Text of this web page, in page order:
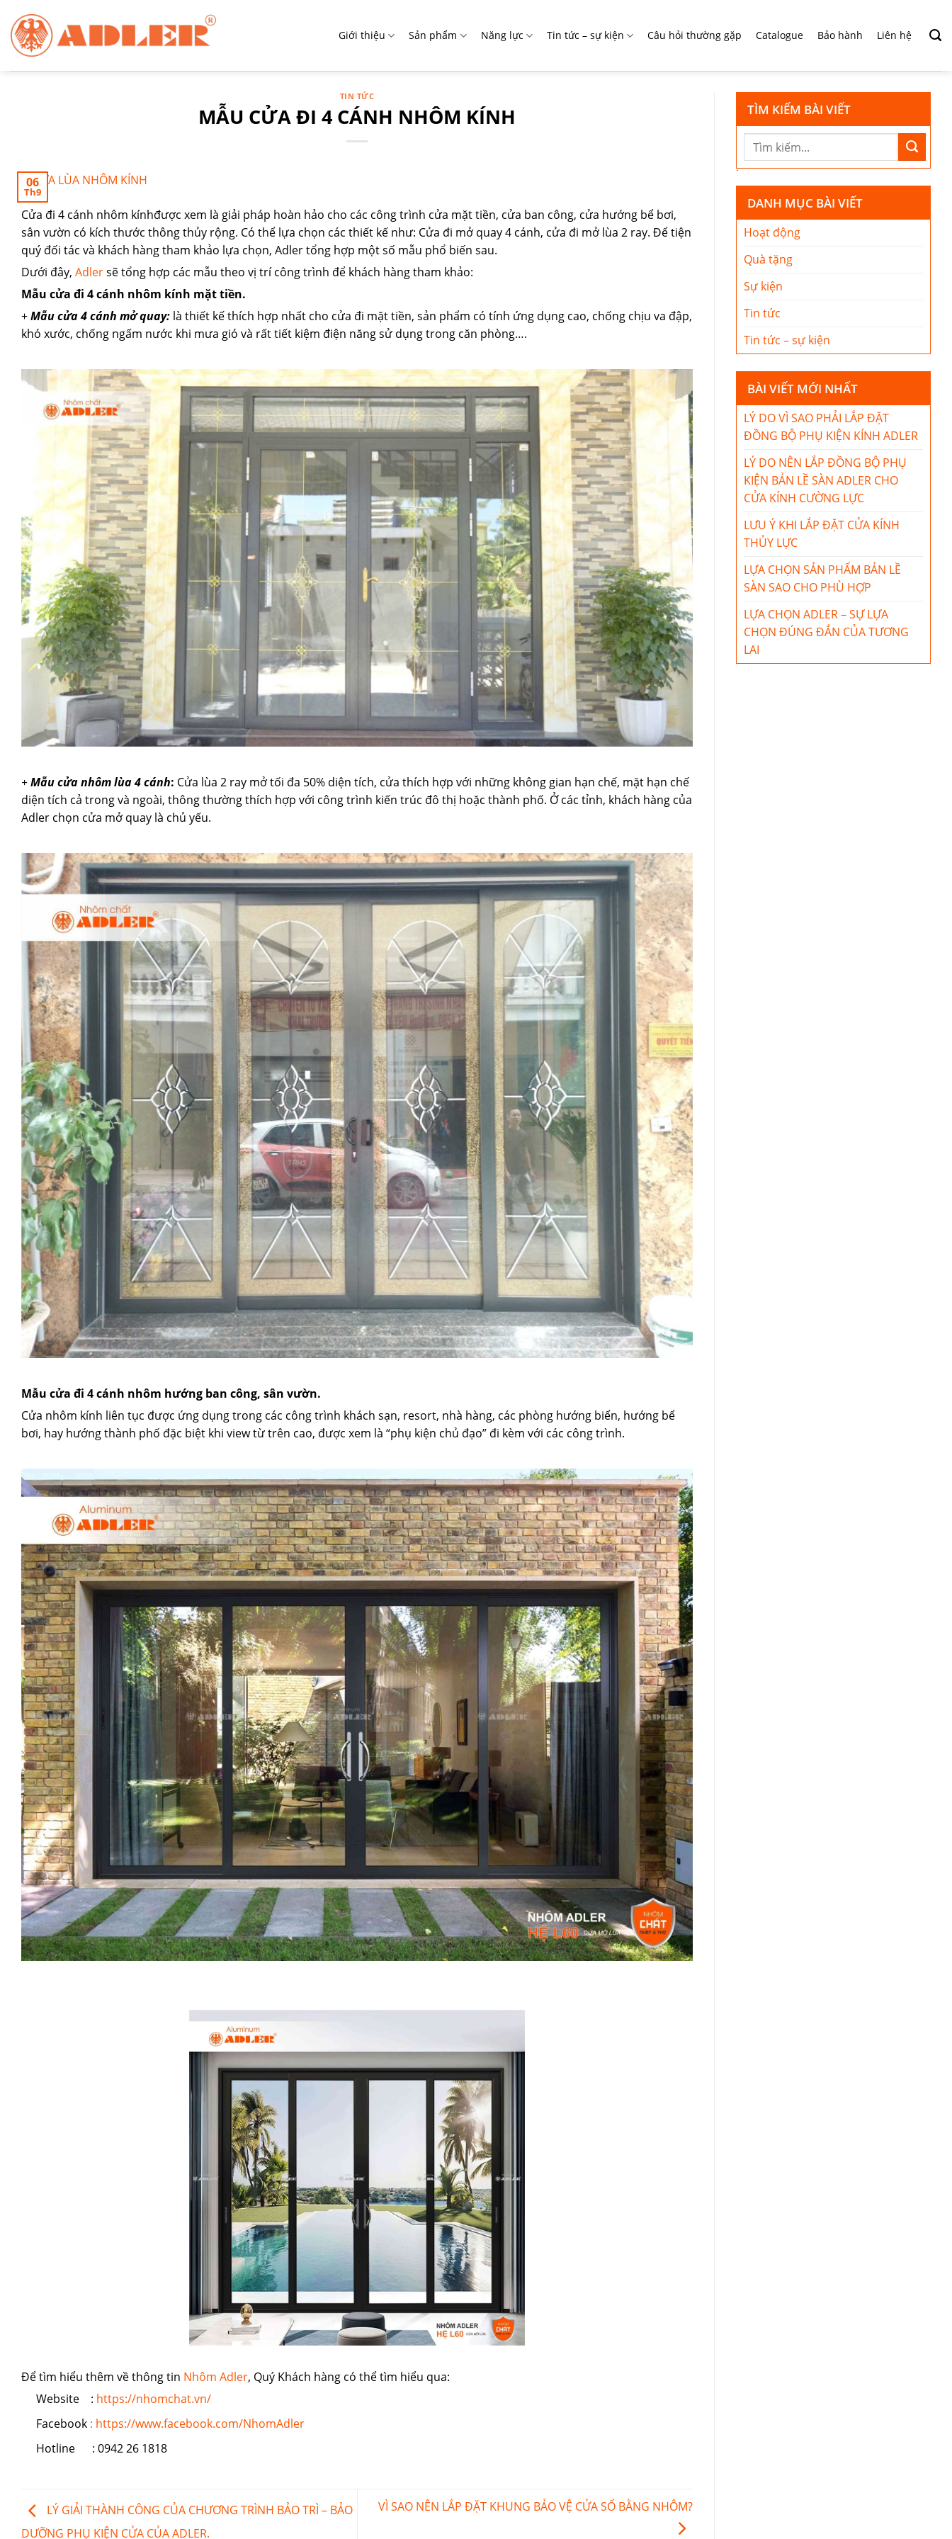
đến
nội
dung
Giới thiệu Sản phẩm Năng lực Tin tức – sự kiện Câu hỏi thường gặp Catalogue Bảo hành Liên hệ
TIN TỨC
MẪU CỬA ĐI 4 CÁNH NHÔM KÍNH
06
Th9
Cửa đi 4 cánh nhôm kínhđược xem là giải pháp hoàn hảo cho các công trình cửa mặt tiền, cửa ban công, cửa hướng bể bơi,
sân vườn có kích thước thông thủy rộng. Có thể lựa chọn các thiết kế như: Cửa đi mở quay 4 cánh, cửa đi mở lùa 2 ray. Để tiện
quý đối tác và khách hàng tham khảo lựa chọn, Adler tổng hợp một số mẫu phổ biến sau.
Dưới đây, Adlersẽ tổng hợp các mẫu theo vị trí công trình để khách hàng tham khảo:
Mẫu cửa đi 4 cánh nhôm kính mặt tiền.
+Mẫu cửa 4 cánh mở quay: là thiết kế thích hợp nhất cho cửa đi mặt tiền, sản phẩm có tính ứng dụng cao, chống chịu va đập,
khó xước, chống ngấm nước khi mưa gió và rất tiết kiệm điện năng sử dụng trong căn phòng….
+Mẫu cửa nhôm lùa 4 cánh: Cửa lùa 2 ray mở tối đa 50% diện tích, cửa thích hợp với những không gian hạn chế, mặt hạn chế
diện tích cả trong và ngoài, thông thường thích hợp với công trình kiến trúc đô thị hoặc thành phố. Ở các tỉnh, khách hàng của
Adler chọn cửa mở quay là chủ yếu.
Mẫu cửa đi 4 cánh nhôm hướng ban công, sân vườn.
Cửa nhôm kính liên tục được ứng dụng trong các công trình khách sạn, resort, nhà hàng, các phòng hướng biển, hướng bể
bơi, hay hướng thành phố đặc biệt khi view từ trên cao, được xem là “phụ kiện chủ đạo” đi kèm với các công trình.
Để tìm hiểu thêm về thông tin Nhôm Adler, Quý Khách hàng có thể tìm hiểu qua:
Website : https://nhomchat.vn/
Facebook : https://www.facebook.com/NhomAdler
Hotline : 0942 26 1818
LÝ GIẢI THÀNH CÔNG CỦA CHƯƠNG TRÌNH BẢO TRÌ – BẢO
DƯỠNG PHỤ KIỆN CỬA CỦA ADLER.
VÌ SAO NÊN LẮP ĐẶT KHUNG BẢO VỆ CỬA SỔ BẰNG NHÔM?
TÌM KIẾM BÀI VIẾT
DANH MỤC BÀI VIẾT
Hoạt động
Quà tặng
Sự kiện
Tin tức
Tin tức – sự kiện
BÀI VIẾT MỚI NHẤT
LÝ DO VÌ SAO PHẢI LẮP ĐẶT
ĐỒNG BỘ PHỤ KIỆN KÍNH ADLER
LÝ DO NÊN LẮP ĐỒNG BỘ PHỤ
KIỆN BẢN LỀ SÀN ADLER CHO
CỬA KÍNH CƯỜNG LỰC
LƯU Ý KHI LẮP ĐẶT CỬA KÍNH
THỦY LỰC
LỰA CHỌN SẢN PHẨM BẢN LỀ
SÀN SAO CHO PHÙ HỢP
LỰA CHỌN ADLER – SỰ LỰA
CHỌN ĐÚNG ĐẮN CỦA TƯƠNG
LAI